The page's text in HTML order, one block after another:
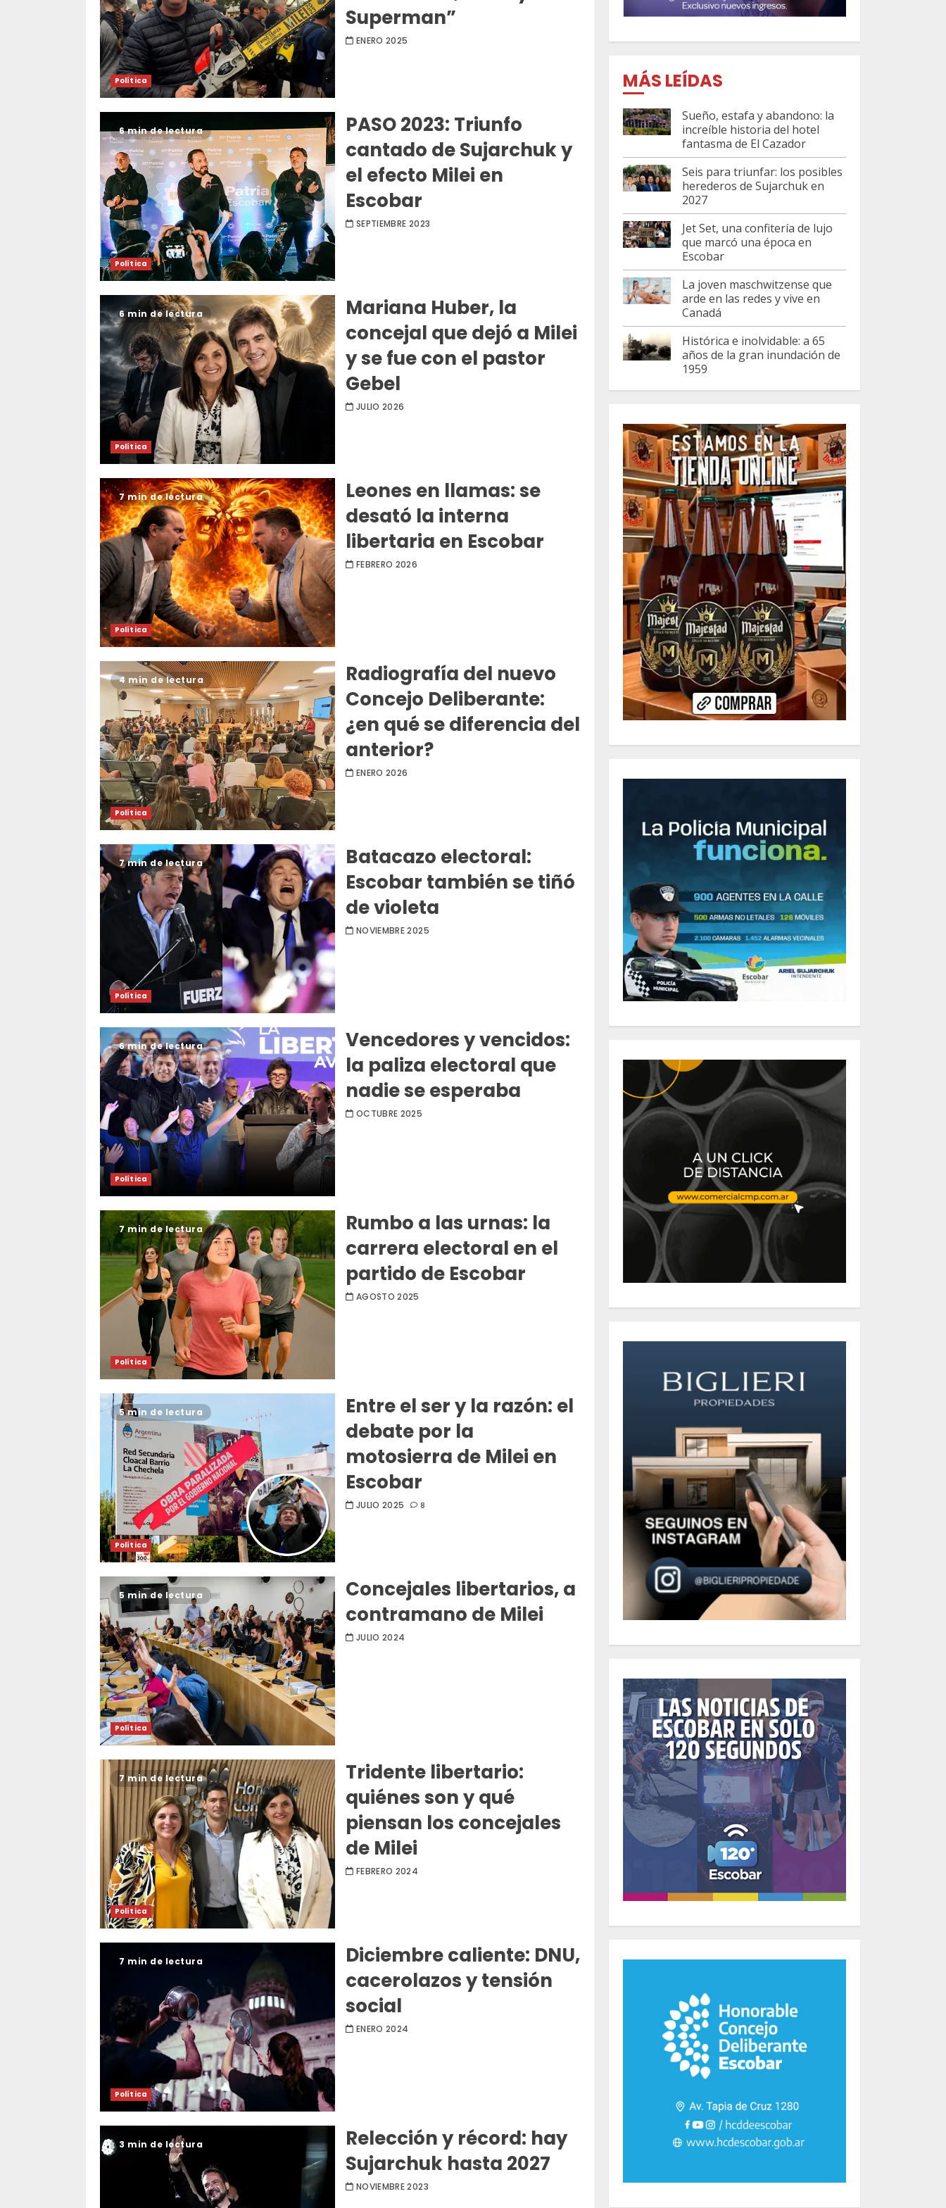
Política
Superman”
ENERO 2025
6 min de lectura
Política
PASO 2023: Triunfo
cantado de Sujarchuk y
el efecto Milei en
Escobar
SEPTIEMBRE 2023
6 min de lectura
Política
Mariana Huber, la
concejal que dejó a Milei
y se fue con el pastor
Gebel
JULIO 2026
7 min de lectura
Política
Leones en llamas: se
desató la interna
libertaria en Escobar
FEBRERO 2026
4 min de lectura
Política
Radiografía del nuevo
Concejo Deliberante:
¿en qué se diferencia del
anterior?
ENERO 2026
7 min de lectura
Política
Batacazo electoral:
Escobar también se tiñó
de violeta
NOVIEMBRE 2025
6 min de lectura
Política
Vencedores y vencidos:
la paliza electoral que
nadie se esperaba
OCTUBRE 2025
7 min de lectura
Política
Rumbo a las urnas: la
carrera electoral en el
partido de Escobar
AGOSTO 2025
5 min de lectura
Política
Entre el ser y la razón: el
debate por la
motosierra de Milei en
Escobar
JULIO 2025 8
5 min de lectura
Política
Concejales libertarios, a
contramano de Milei
JULIO 2024
7 min de lectura
Política
Tridente libertario:
quiénes son y qué
piensan los concejales
de Milei
FEBRERO 2024
7 min de lectura
Política
Diciembre caliente: DNU,
cacerolazos y tensión
social
ENERO 2024
3 min de lectura
Relección y récord: hay
Sujarchuk hasta 2027
NOVIEMBRE 2023
MÁS LEÍDAS
Sueño, estafa y abandono: la
increíble historia del hotel
fantasma de El Cazador
Seis para triunfar: los posibles
herederos de Sujarchuk en
2027
Jet Set, una confitería de lujo
que marcó una época en
Escobar
La joven maschwitzense que
arde en las redes y vive en
Canadá
Histórica e inolvidable: a 65
años de la gran inundación de
1959